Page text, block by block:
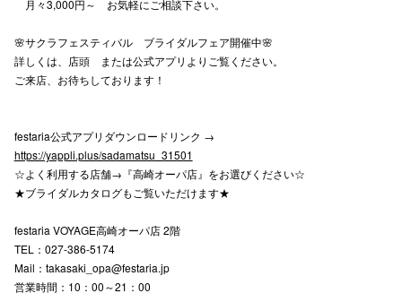
月々3,000円～ お気軽にご相談下さい。
🌸サクラフェスティバル ブライダルフェア開催中🌸
詳しくは、店頭 または公式アプリよりご覧ください。
ご来店、お待ちしております！
festaria公式アプリダウンロードリンク →
https://yappli.plus/sadamatsu_31501
☆よく利用する店舗→『高崎オーパ店』をお選びください☆
★ブライダルカタログもご覧いただけます★
festaria VOYAGE高崎オーパ店 2階
TEL：027-386-5174
Mail：takasaki_opa@festaria.jp
営業時間：10：00～21：00